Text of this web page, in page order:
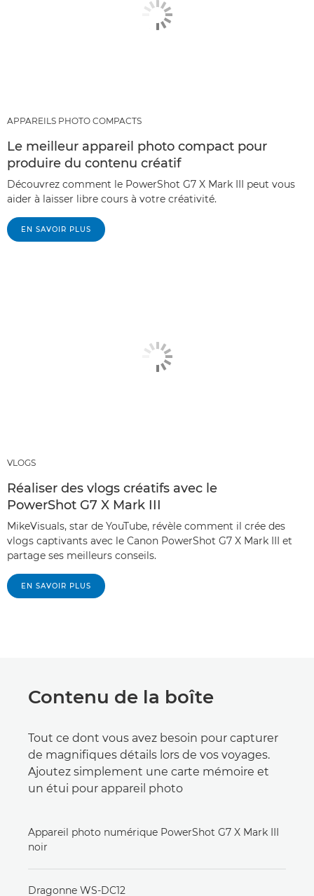
APPAREILS PHOTO COMPACTS
Le meilleur appareil photo compact pour
produire du contenu créatif
Découvrez comment le PowerShot G7 X Mark III peut vous
aider à laisser libre cours à votre créativité.
EN SAVOIR PLUS
VLOGS
Réaliser des vlogs créatifs avec le
PowerShot G7 X Mark III
MikeVisuals, star de YouTube, révèle comment il crée des
vlogs captivants avec le Canon PowerShot G7 X Mark III et
partage ses meilleurs conseils.
EN SAVOIR PLUS
Contenu de la boîte
Tout ce dont vous avez besoin pour capturer
de magnifiques détails lors de vos voyages.
Ajoutez simplement une carte mémoire et
un étui pour appareil photo
Appareil photo numérique PowerShot G7 X Mark III
noir
Dragonne WS-DC12